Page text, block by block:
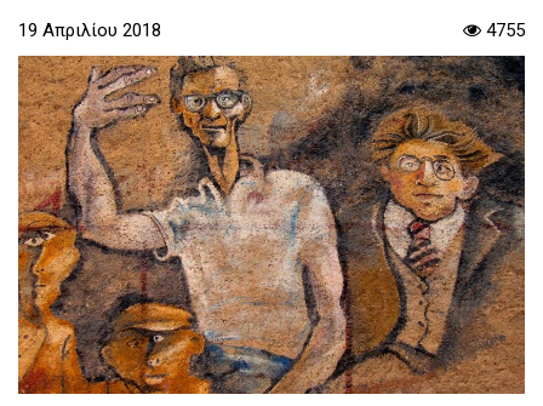
19 Απριλίου 2018 4755